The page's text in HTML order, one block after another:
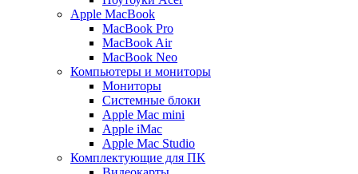
Apple MacBook
MacBook Pro
MacBook Air
MacBook Neo
Компьютеры и мониторы
Мониторы
Системные блоки
Apple Mac mini
Apple iMac
Apple Mac Studio
Комплектующие для ПК